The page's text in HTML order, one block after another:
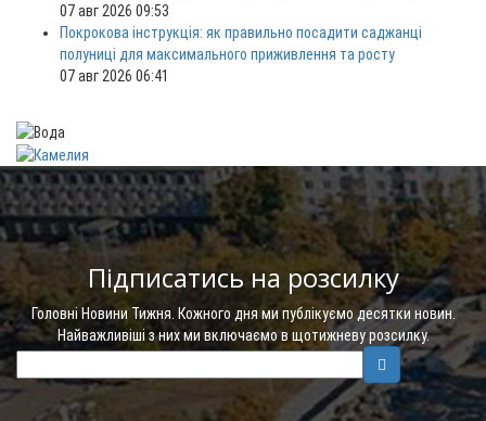
07 авг 2026 09:53
Покрокова інструкція: як правильно посадити саджанці
полуниці для максимального приживлення та росту
07 авг 2026 06:41
Підписатись на розсилку
Головні Новини Тижня. Кожного дня ми публікуємо десятки новин.
Найважливіші з них ми включаємо в щотижневу розсилку.